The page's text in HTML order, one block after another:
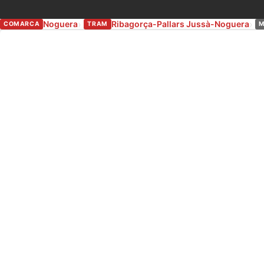
COMARCA Noguera TRAM Ribagorça-Pallars Jussà-Noguera